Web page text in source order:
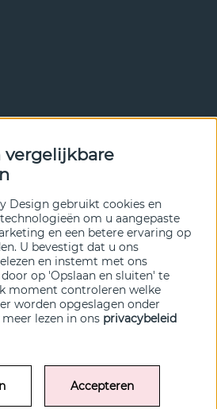
ben je als eerste op de hoogte van
Meld je hieronder aan.
VERZENDEN
vergelijkbare
Design gebruikt cookies en
om u aangepaste
en een betere ervaring op
U bevestigt dat u ons
en instemt met ons
op 'Opslaan en sluiten' te
moment controleren welke
worden opgeslagen onder
lezen in ons privacybeleid
Accepteren